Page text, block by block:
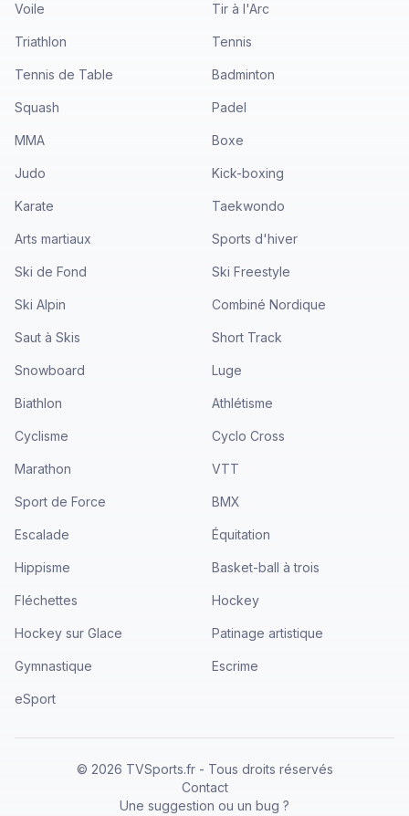
Voile Tir à l'Arc
Triathlon Tennis
Tennis de Table Badminton
Squash Padel
MMA Boxe
Judo Kick-boxing
Karate Taekwondo
Arts martiaux Sports d'hiver
Ski de Fond Ski Freestyle
Ski Alpin Combiné Nordique
Saut à Skis Short Track
Snowboard Luge
Biathlon Athlétisme
Cyclisme Cyclo Cross
Marathon VTT
Sport de Force BMX
Escalade Équitation
Hippisme Basket-ball à trois
Fléchettes Hockey
Hockey sur Glace Patinage artistique
Gymnastique Escrime
eSport
© 2026 TVSports.fr - Tous droits réservés
Contact
Une suggestion ou un bug ?